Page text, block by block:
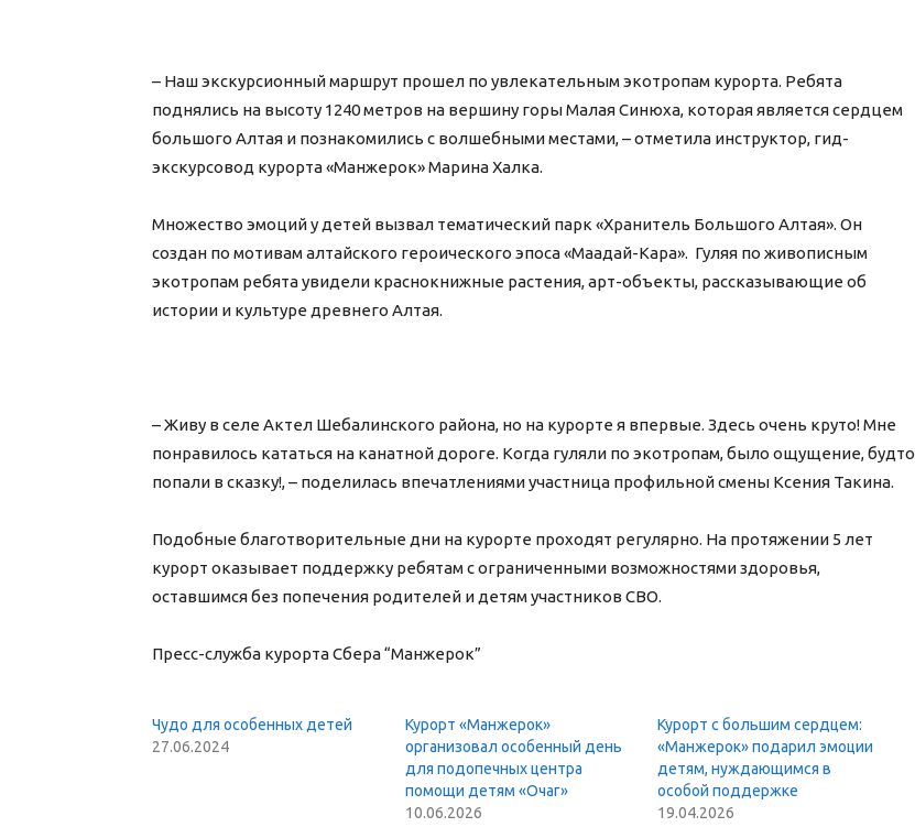
– Наш экскурсионный маршрут прошел по увлекательным экотропам курорта. Ребята
поднялись на высоту 1240 метров на вершину горы Малая Синюха, которая является сердцем
большого Алтая и познакомились с волшебными местами, – отметила инструктор, гид-
экскурсовод курорта «Манжерок» Марина Халка.
Множество эмоций у детей вызвал тематический парк «Хранитель Большого Алтая». Он
создан по мотивам алтайского героического эпоса «Маадай-Кара». Гуляя по живописным
экотропам ребята увидели краснокнижные растения, арт-объекты, рассказывающие об
истории и культуре древнего Алтая.
– Живу в селе Актел Шебалинского района, но на курорте я впервые. Здесь очень круто! Мне
понравилось кататься на канатной дороге. Когда гуляли по экотропам, было ощущение, будто
попали в сказку!, – поделилась впечатлениями участница профильной смены Ксения Такина.
Подобные благотворительные дни на курорте проходят регулярно. На протяжении 5 лет
курорт оказывает поддержку ребятам с ограниченными возможностями здоровья,
оставшимся без попечения родителей и детям участников СВО.
Пресс-служба курорта Сбера “Манжерок”
Чудо для особенных детей
27.06.2024
Курорт «Манжерок»
организовал особенный день
для подопечных центра
помощи детям «Очаг»
10.06.2026
Курорт с большим сердцем:
«Манжерок» подарил эмоции
детям, нуждающимся в
особой поддержке
19.04.2026